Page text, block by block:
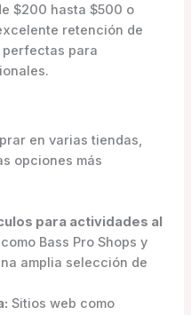
$200 hasta $500 o
retención de
para
en varias tiendas,
opciones más
para actividades al
Bass Pro Shops y
amplia selección de
Sitios web como